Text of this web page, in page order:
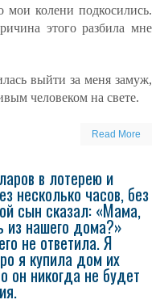
мои колени подкосились.
этого разбила мне
выйти за меня замуж,
человеком на свете.
Read More
в лотерею и
несколько часов, без
сын сказал: «Мама,
из нашего дома?»
не ответила. Я
я купила дом их
он никогда не будет